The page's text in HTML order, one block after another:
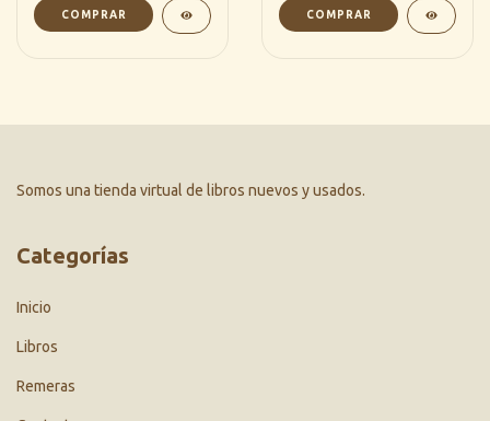
Somos una tienda virtual de libros nuevos y usados.
Categorías
Inicio
Libros
Remeras